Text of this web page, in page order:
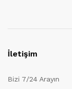
İletişim
Bizi 7/24 Arayın